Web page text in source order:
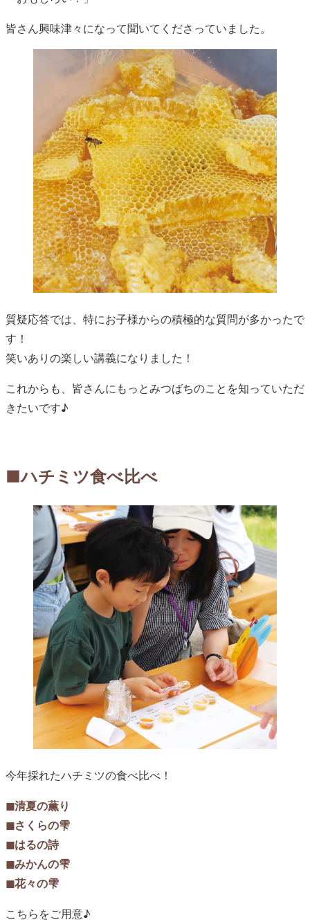
皆さん興味津々になって聞いてくださっていました。
質疑応答では、特にお子様からの積極的な質問が多かったで
す！
笑いありの楽しい講義になりました！
これからも、皆さんにもっとみつばちのことを知っていただ
きたいです♪
■ハチミツ食べ比べ
今年採れたハチミツの食べ比べ！
◼︎清夏の薫り
◼︎さくらの雫
◼︎はるの詩
◼︎みかんの雫
◼︎花々の雫
こちらをご用意♪